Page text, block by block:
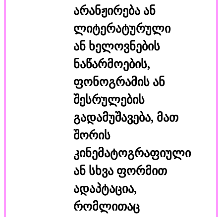
არანჟირება ან
ლიტერატურული
ან ხელოვნების
ნაწარმოების,
ფონოგრამის ან
შესრულების
გადამუშავება, მათ
შორის
კინემატოგრაფიული
ან სხვა ფორმით
ადაპტაცია,
რომლითაც